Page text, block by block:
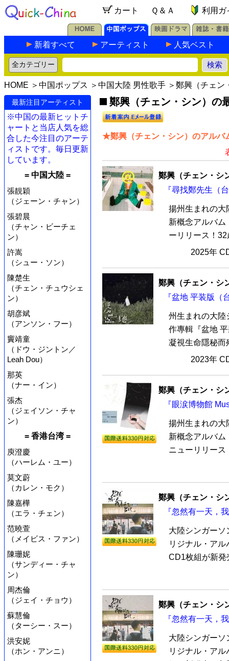
カート Ｑ＆Ａ 利用ガ
新着すべて アーティスト 人気ベスト
HOME ＞ 中国ポップス ＞ 中国大陸 男性歌手 ＞鄭興（チェン
最新注目アーティスト
※中国の最新ヒットチ
ャートと当店人気を総
合した今注目のアーテ
ィストです。毎日更新
しています。
= 中国大陸 =
張靚穎
（ジェーン・チャン）
張碧晨
（チャン・ビーチェ
ン）
許嵩
（シュー・ソン）
陳楚生
（チェン・チュウシェ
ン）
胡彦斌
（アンソン・フー）
竇靖童
（ドウ・ジントン／
Leah Dou）
那英
（ナー・イン）
張杰
（ジェイソン・チャ
ン）
= 香港台湾 =
庾澄慶
（ハーレム・ユー）
莫文蔚
（カレン・モク）
陳嘉樺
（エラ・チェン）
范曉萱
（メイビス・ファン）
陳珊妮
（サンディー・チャ
ン）
周杰倫
（ジェイ・チョウ）
蘇慧倫
（ターシー・スー）
洪安妮
（ホン・アンニ）
鄭興（チェン・シン）の
★鄭興（チェン・シン）のアルバ
鄭興（チェン・シ
『尋找鄭先生（
揚州生まれの大
新概念アルバ
ーリリース！
2025年
鄭興（チェン・シ
『盆地 平装版（
州生まれの大陸
作專輯『盆地
凝視生命隱秘而
2023年
鄭興（チェン・シ
『眼涙博物館
揚州生まれの大
新概念アルバム
ニューリリース
鄭興（チェン・シ
『忽然有一天，
大陸シンガーソ
リジナル・ア
CD1枚組が新
鄭興（チェン・シ
『忽然有一天，
大陸シンガーソ
リジナル・ア